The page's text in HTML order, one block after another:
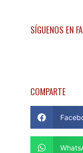
SÍGUENOS EN
COMPARTE